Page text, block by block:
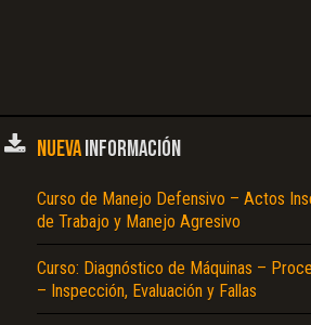
NUEVAINFORMACIÓN
Curso de Manejo Defensivo – Actos
de Trabajo y Manejo Agresivo
Curso: Diagnóstico de Máquinas –
– Inspección, Evaluación y Fallas